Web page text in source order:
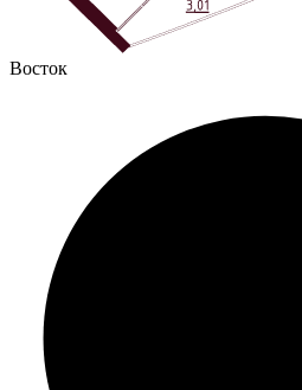
Восток